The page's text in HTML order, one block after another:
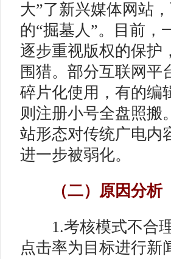
大”了新兴媒体网站
的“掘墓人”。目前，
逐步重视版权的保护
围猎。部分互联网平
碎片化使用，有的编
则注册小号全盘照搬
站形态对传统广电内
进一步被弱化。
（二）原因分析
1.考核模式不合理
点击率为目标进行新